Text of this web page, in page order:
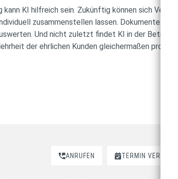
KI hilfreich sein. Zukünftig können sich
zusammenstellen lassen. Dokumente
Und nicht zuletzt findet KI in der
der ehrlichen Kunden gleichermaßen
ANRUFEN TERMIN